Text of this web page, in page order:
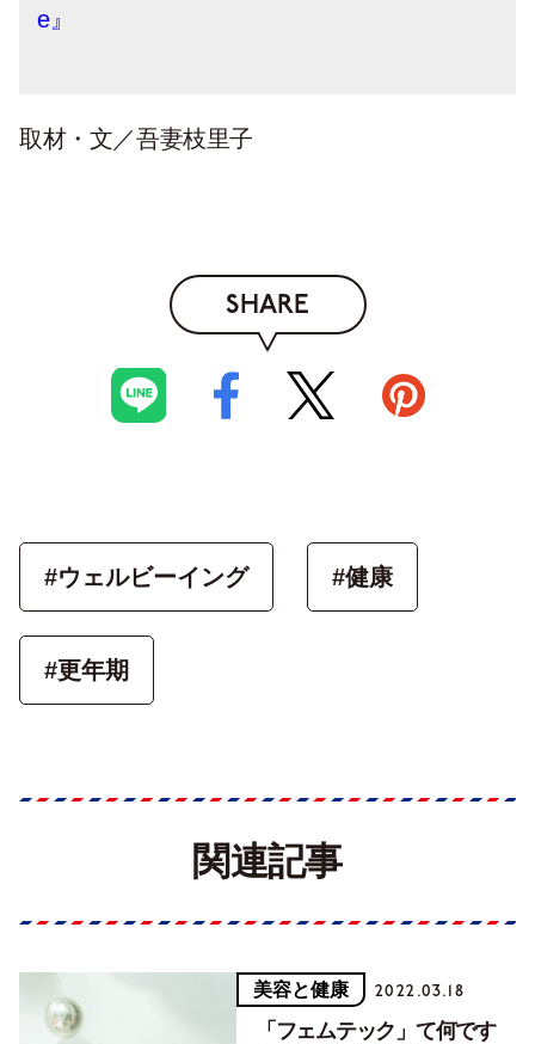
e』
取材・文／吾妻枝里子
SHARE
#ウェルビーイング #健康
#更年期
関連記事
美容と健康 2022.03.18
「フェムテック」て何です